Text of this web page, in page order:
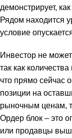
демонстрирует,
Рядом находится
условие
Инвестор не
так как
что прямо сейчас
позиции на
рыночным ценам,
Ордер блок – это
или продавцы